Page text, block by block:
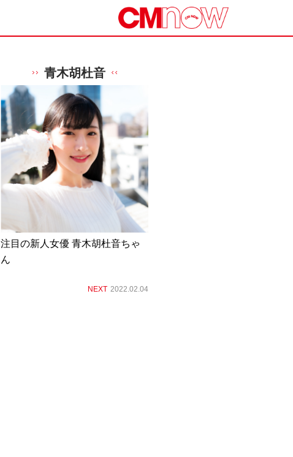
青木胡杜音
注目の新人女優 青木胡杜音ちゃ
ん
NEXT 2022.02.04